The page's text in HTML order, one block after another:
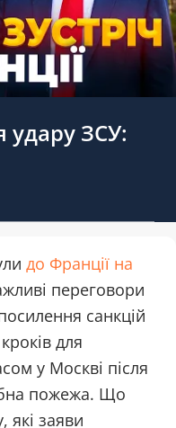
удару ЗСУ:
до Франції на
переговори
санкцій
для
у Москві після
пожежа. Що
які заяви